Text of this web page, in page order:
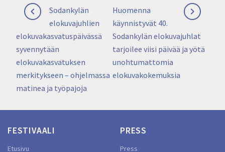
Artikkelien
selaus

Previous
post:
Sodankylän
elokuvajuhlien
elokuvakasvatuspäivässä
syvennytään
elokuvakasvatuksen
merkitykseen – ohjelmassa
matinea ja työpajoja

Next
post:
Huomenna
käynnistyvät 40.
Sodankylän elokuvajuhlat
tarjoilee viisi päivää ja yötä
unohtumattomia
elokuvakokemuksia
FESTIVAALI
Etusivu
PRESS
Press